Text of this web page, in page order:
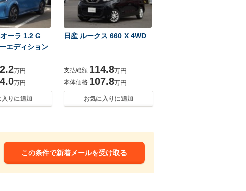
ーラ 1.2 G
エディション
万円
万円
入りに追加
日産 ルークス 660 X 4WD
支払総額 114.8万円
本体価格 107.8万円
お気に入りに追加
この条件で新着メールを受け取る